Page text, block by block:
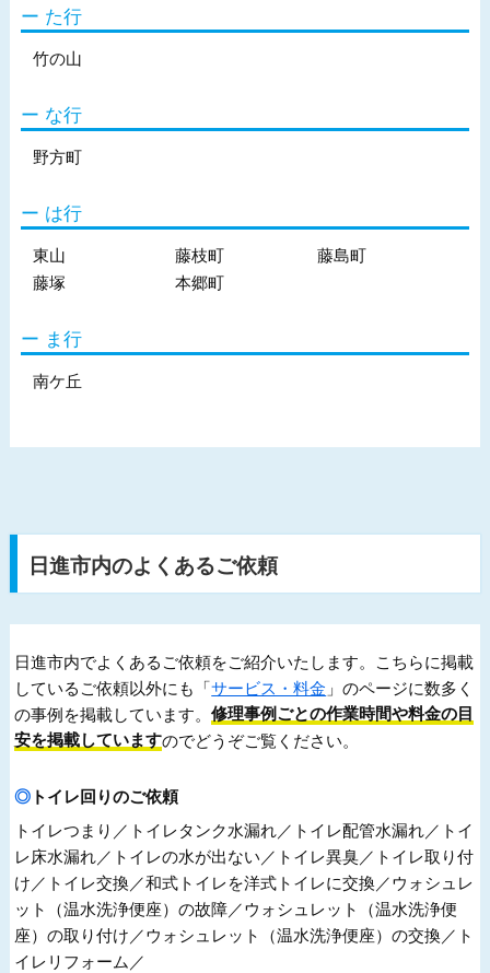
た行
竹の山
な行
野方町
は行
東山 藤枝町
藤島町
藤塚
本郷町
ま行
南ケ丘
日進市内のよくあるご依頼
日進市内でよくあるご依頼をご紹介いたします。こちらに掲載
しているご依頼以外にも「サービス・料金 」のページに数多く
の事例を掲載しています。修理事例ごとの作業時間や料金の目
安を掲載していますのでどうぞご覧ください。
トイレ回りのご依頼
トイレつまり／トイレタンク水漏れ／トイレ配管水漏れ／トイ
レ床水漏れ／トイレの水が出ない／トイレ異臭／トイレ取り付
け／トイレ交換／和式トイレを洋式トイレに交換／ウォシュレ
ット（温水洗浄便座）の故障／ウォシュレット（温水洗浄便
座）の取り付け／ウォシュレット（温水洗浄便座）の交換／ト
イレリフォーム／